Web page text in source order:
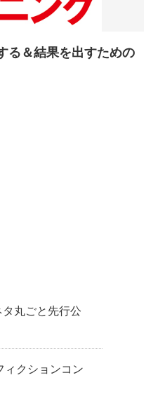
る＆結果を出すための
丸ごと先行公
ィクションコン